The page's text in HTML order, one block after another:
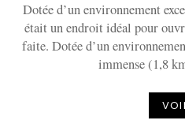
Dotée d’un environnement
était un endroit idéal pour
faite. Dotée d’un
immense (1,8